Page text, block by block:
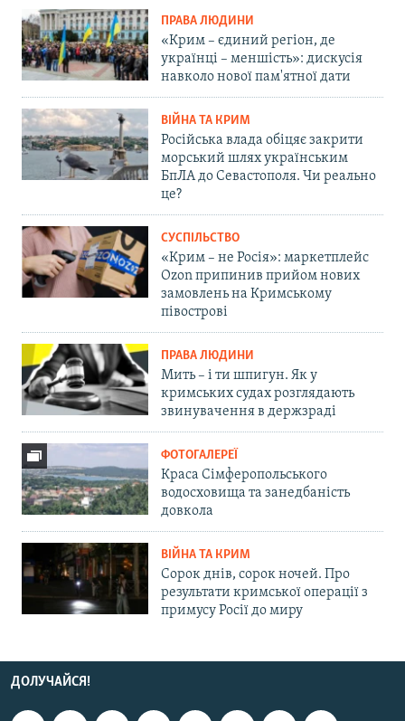
ПРАВА ЛЮДИНИ
«Крим – єдиний регіон, де
українці – меншість»: дискусія
навколо нової пам'ятної дати
ВІЙНА ТА КРИМ
Російська влада обіцяє закрити
морський шлях українським
БпЛА до Севастополя. Чи реально
це?
СУСПІЛЬСТВО
«Крим – не Росія»: маркетплейс
Ozon припинив прийом нових
замовлень на Кримському
півострові
ПРАВА ЛЮДИНИ
Мить – і ти шпигун. Як у
кримських судах розглядають
звинувачення в держзраді
ФОТОГАЛЕРЕЇ
Краса Сімферопольського
водосховища та занедбаність
довкола
ВІЙНА ТА КРИМ
Сорок днів, сорок ночей. Про
результати кримської операції з
примусу Росії до миру
ДОЛУЧАЙСЯ!